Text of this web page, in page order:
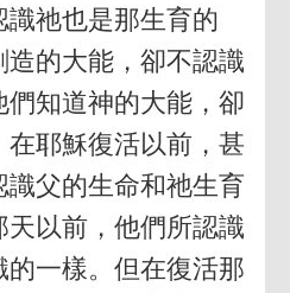
祂也是那生育的
的大能，卻不認識
知道神的大能，卻
耶穌復活以前，甚
父的生命和祂生育
以前，他們所認識
一樣。但在復活那